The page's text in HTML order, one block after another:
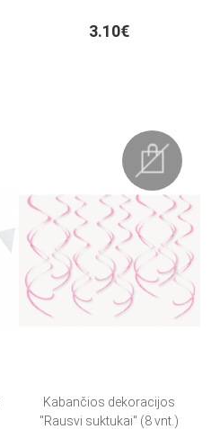
3.10€
Kabančios dekoracijos
"Rausvi suktukai" (8 vnt.)